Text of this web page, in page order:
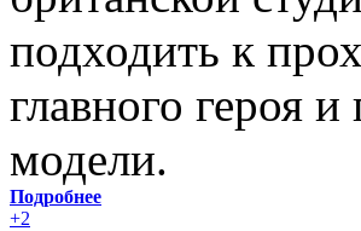
подходить к
главного героя
модели.
Подробнее
+2